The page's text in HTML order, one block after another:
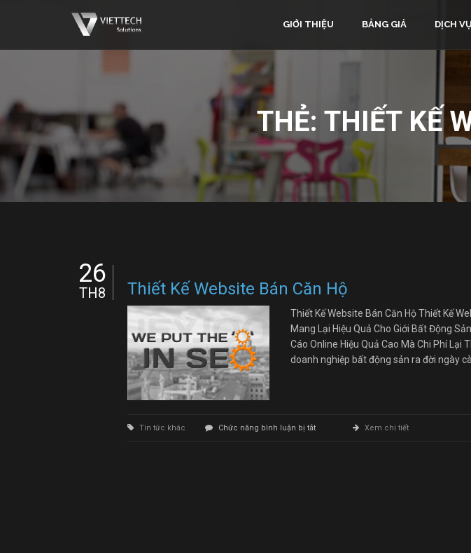
GIỚI THIỆU BẢNG GIÁ DỊCH VỤ
THẺ: THIẾT KẾ
Thiết Kế Website Bán Căn Hộ
26
TH8
Thiết Kế Website Bán Căn Hộ Thiết Kế
Mang Lại Hiệu Quả Cho Giới Bất Động
Cáo Online Hiệu Quả Cao Mà Chi Phí Lại
doanh nghiệp bất động sản ra đời ngày
Tin tức khác Chức năng bình luận bị tắtở
Xem chi tiết